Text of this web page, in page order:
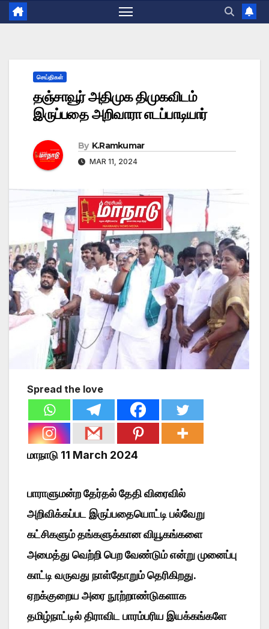
செய்திகள்
தஞ்சாவூர் அதிமுக திமுகவிடம்
இருப்பதை அறிவாரா எடப்பாடியார்
By K.Ramkumar
MAR 11, 2024
Spread the love
மாநாடு 11 March 2024
பாராளுமன்ற தேர்தல் தேதி விரைவில்
அறிவிக்கப்பட இருப்பதையொட்டி பல்வேறு
கட்சிகளும் தங்களுக்கான வியூகங்களை
அமைத்து வெற்றி பெற வேண்டும் என்று முனைப்பு
காட்டி வருவது நாள்தோறும் தெரிகிறது.
ஏறக்குறைய அரை நூற்றாண்டுகளாக
தமிழ்நாட்டில் திராவிட பாரம்பரிய இயக்கங்களே